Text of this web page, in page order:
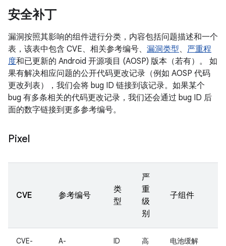
安全补丁
漏洞按照其影响的组件进行分类，内容包括问题描述和一个
表，该表中包含 CVE、相关参考编号、 漏洞类型、 严重程
度和已更新的 Android 开源项目 (AOSP) 版本（若有）。 如
果有解决相应问题的公开代码更改记录（例如 AOSP 代码
更改列表），我们会将 bug ID 链接到该记录。如果某个
bug 有多条相关的代码更改记录，我们还会通过 bug ID 后
面的数字链接到更多参考编号。
Pixel
CVE 参考编号
类
型
严
重
级
别
子组件
CVE-
A-
ID 高 电池缓解